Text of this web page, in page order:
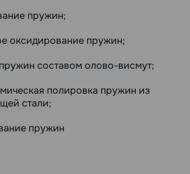
пружин;
оксидирование пружин;
составом олово-висмут;
полировка пружин из
стали;
пружин